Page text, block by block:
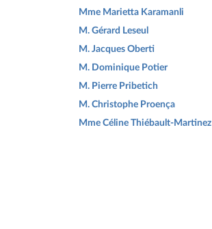
Mme Marietta Karamanli
M. Gérard Leseul
M. Jacques Oberti
M. Dominique Potier
M. Pierre Pribetich
M. Christophe Proença
Mme Céline Thiébault-Martinez